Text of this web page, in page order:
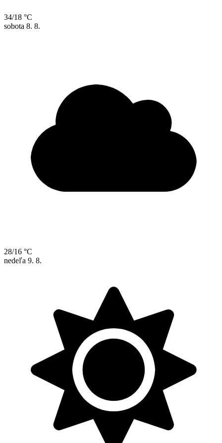
34/18 °C
sobota 8. 8.
28/16 °C
nedeľa 9. 8.